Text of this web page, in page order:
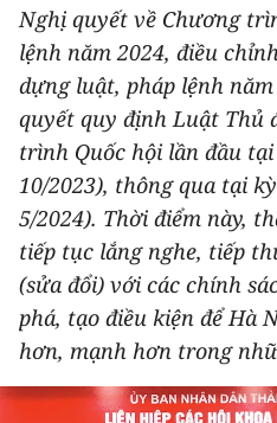
PHÁP LUẬT
DU LỊCH
THẾ GIỚI
THỂ THAO
GIÁO DỤC
Y TẾ
KHOA HỌC - CÔNG NGHỆ
Nghị quyết về Chương
lệnh năm 2024, điều
dựng luật, pháp lệnh
quyết quy định Luật Thủ
trình Quốc hội lần đầu
10/2023), thông qua tại
5/2024). Thời điểm này,
tiếp tục lắng nghe, tiếp
(sửa đổi) với các chính
phá, tạo điều kiện để Hà
hơn, mạnh hơn trong